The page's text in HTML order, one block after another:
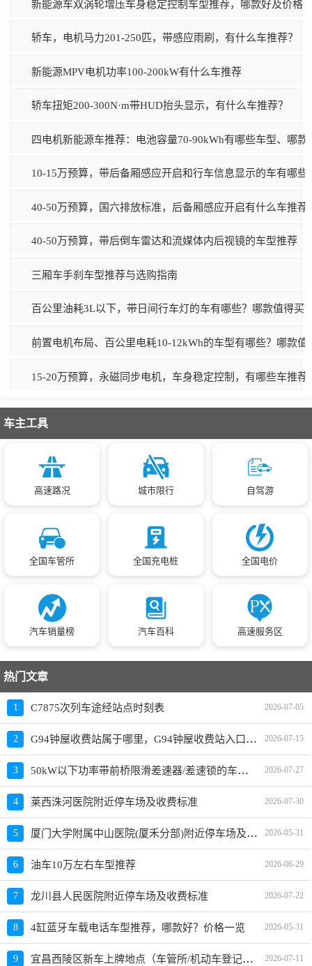
新能源车双涡轮增压车身稳定控制车型推荐，哪款好及价格
轿车，电机马力201-250匹，带感应雨刷，有什么车推荐？
新能源MPV电机功率100-200kW有什么车推荐
轿车扭矩200-300N·m带HUD抬头显示，有什么车推荐？
四电机新能源车推荐：电池容量70-90kWh有哪些车型、哪款
10-15万预算，带后备厢感应开启和行车信息显示的车有哪些
40-50万预算，国六排放标准，后备厢感应开启有什么车推荐
40-50万预算，带后倒车雷达和流媒体内后视镜的车型推荐
三厢车手刹车型推荐与选购指南
百公里油耗3L以下，带日间行车灯的车有哪些？哪款值得买
前置电机布局、百公里电耗10-12kWh的车型有哪些？哪款值
15-20万预算，永磁同步电机，车身稳定控制，有哪些车推荐
车主工具
高速路况 城市限行 自驾游
全国车管所 全国充电桩 全国电价
汽车销量榜 汽车百科 高速服务区
热门文章
1 C7875次列车途经站点时刻表 2026-07-05
2 G94钟屋收费站属于哪里，G94钟屋收费站入口的详细地址 2026-07-15
3 50kW以下功率带前桥限滑差速器/差速锁的车型有哪些？哪款值得买？ 2026-07-27
4 莱西洙河医院附近停车场及收费标准 2026-07-30
5 厦门大学附属中山医院(厦禾分部)附近停车场及收费标准 2026-05-31
6 油车10万左右车型推荐 2026-06-29
7 龙川县人民医院附近停车场及收费标准 2026-07-22
8 4缸蓝牙车载电话车型推荐，哪款好？价格一览 2026-05-31
9 宜昌西陵区新车上牌地点（车管所/机动车登记服务站）、上班时间、电话 2026-07-11